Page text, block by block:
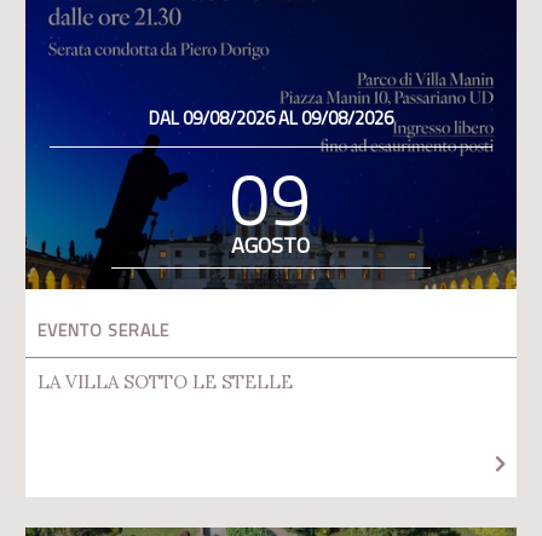
DAL 09/08/2026 AL 09/08/2026
09
AGOSTO
EVENTO SERALE
LA VILLA SOTTO LE STELLE